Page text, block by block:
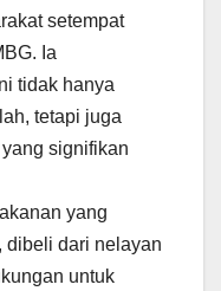
setempat
Ia
tidak hanya
tetapi juga
signifikan
yang
dibeli dari nelayan
untuk